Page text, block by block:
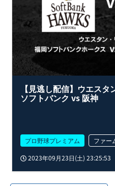
【見逃し配信】ウエス
ソフトバンク vs 阪神
プロ野球プレミアム
ファー
2023年09月23日(土) 23:25:53